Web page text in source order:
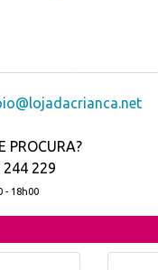
PROCURA?
229
- 18h00